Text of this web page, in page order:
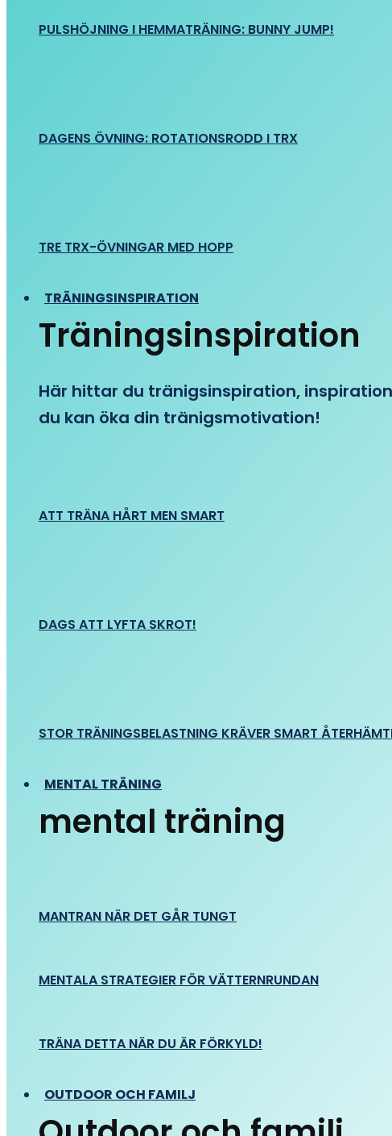
PULSHÖJNING I HEMMATRÄNING: BUNNY JUMP!
DAGENS ÖVNING: ROTATIONSRODD I TRX
TRE TRX-ÖVNINGAR MED HOPP
TRÄNINGSINSPIRATION
Träningsinspiration
Här hittar du tränigsinspiration,
du kan öka din tränigsmotivation!
ATT TRÄNA HÅRT MEN SMART
DAGS ATT LYFTA SKROT!
STOR TRÄNINGSBELASTNING KRÄVER SMART
MENTAL TRÄNING
mental träning
MANTRAN NÄR DET GÅR TUNGT
MENTALA STRATEGIER FÖR VÄTTERNRUNDAN
TRÄNA DETTA NÄR DU ÄR FÖRKYLD!
OUTDOOR OCH FAMILJ